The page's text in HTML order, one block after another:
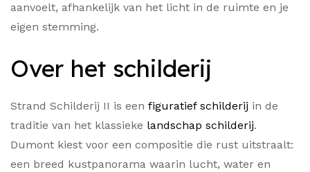
aanvoelt, afhankelijk van het licht in de ruimte en je
eigen stemming.
Over het schilderij
Strand Schilderij II is een figuratief schilderij in de
traditie van het klassieke landschap schilderij.
Dumont kiest voor een compositie die rust uitstraalt:
een breed kustpanorama waarin lucht, water en